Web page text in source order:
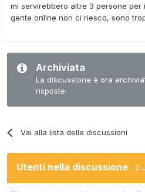
mi servirebbero altre 3 persone
gente online non ci riesco, sono
Archiviata
La discussione è ora
risposte.
Vai alla lista delle discussioni
Utenti nella discussione 0